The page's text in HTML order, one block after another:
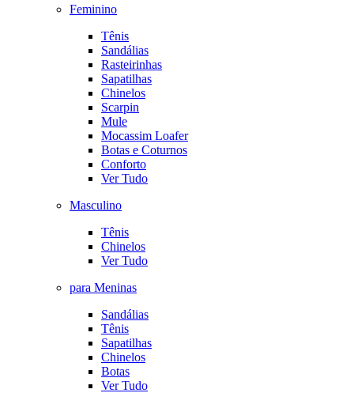
Feminino
Tênis
Sandálias
Rasteirinhas
Sapatilhas
Chinelos
Scarpin
Mule
Mocassim Loafer
Botas e Coturnos
Conforto
Ver Tudo
Masculino
Tênis
Chinelos
Ver Tudo
para Meninas
Sandálias
Tênis
Sapatilhas
Chinelos
Botas
Ver Tudo